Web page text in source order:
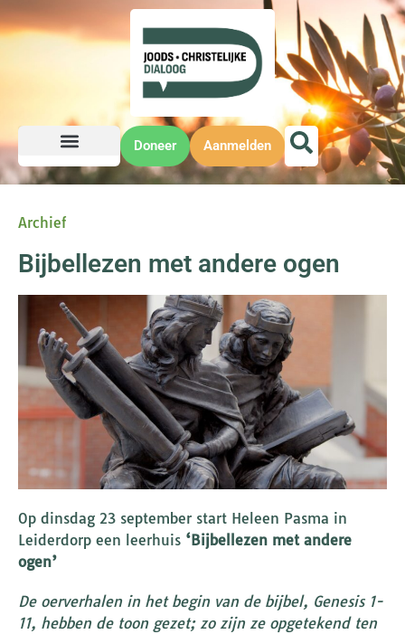
Doneer Aanmelden
Archief
Bijbellezen met andere ogen
Op dinsdag 23 september start Heleen Pasma in
Leiderdorp een leerhuis ‘Bijbellezen met andere
ogen’
De oerverhalen in het begin van de bijbel, Genesis 1-
11, hebben de toon gezet; zo zijn ze opgetekend ten